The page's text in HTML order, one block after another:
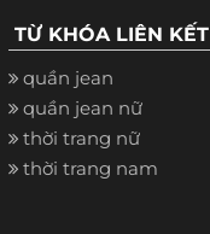
TỪ KHÓA LIÊN KẾT
quần jean
quần jean nữ
thời trang nữ
thời trang nam